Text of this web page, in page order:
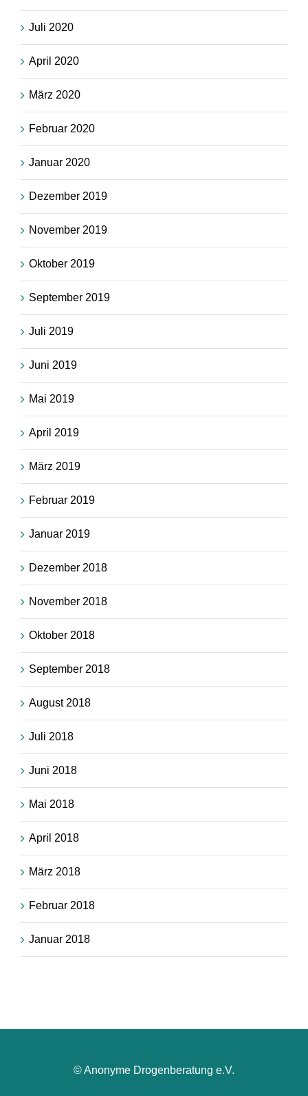
Juli 2020
April 2020
März 2020
Februar 2020
Januar 2020
Dezember 2019
November 2019
Oktober 2019
September 2019
Juli 2019
Juni 2019
Mai 2019
April 2019
März 2019
Februar 2019
Januar 2019
Dezember 2018
November 2018
Oktober 2018
September 2018
August 2018
Juli 2018
Juni 2018
Mai 2018
April 2018
März 2018
Februar 2018
Januar 2018
© Anonyme Drogenberatung e.V.